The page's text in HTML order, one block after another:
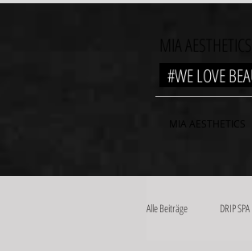
MIA
#WE LOVE
MIA AESTHETICS
Alle Beiträge DRIP SPA